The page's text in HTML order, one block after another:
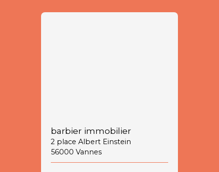
barbier immobilier
2 place Albert Einstein
56000 Vannes